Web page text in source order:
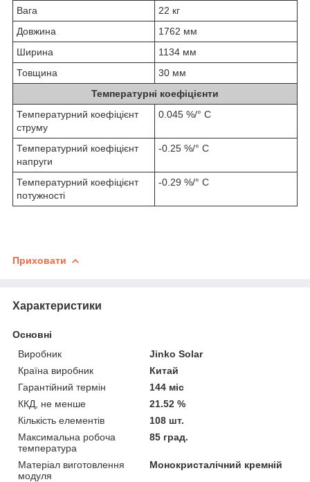
Вага
22 кг
Довжина
1762 мм
Ширина
1134 мм
Товщина
30 мм
Температурні коефіцієнти
Температурний коефіцієнт
струму
0.045 %/° С
Температурний коефіцієнт
напруги
-0.25 %/° С
Температурний коефіцієнт
потужності
-0.29 %/° С
Приховати
Характеристики
Основні
Виробник
Jinko Solar
Країна виробник
Китай
Гарантійний термін
144 міс
ККД, не менше
21.52 %
Кількість елементів
108 шт.
Максимальна робоча
температура
85 град.
Матеріал виготовлення
модуля
Монокристалічний кремній